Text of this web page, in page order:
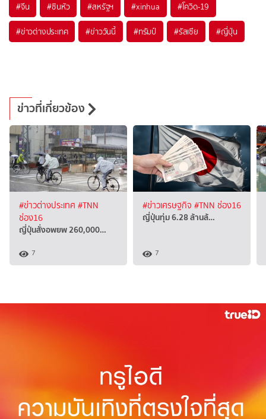
#จีน #ซินหัว #สหรัฐฯ #xinhua #โควิด-19
#ข่าวต่างประเทศ #ข่าววันนี้ #ทรัมป์ #รัสเซีย #ญี่ปุ่น
ข่าวที่เกี่ยวข้อง
#ข่าวต่างประเทศ #TNN
ช่อง16
ญี่ปุ่นสั่งอพยพ 260,000…
7
#ข่าวเศรษฐกิจ #TNN ช่อง16
ญี่ปุ่นทุ่ม 6.28 ล้านล้…
7